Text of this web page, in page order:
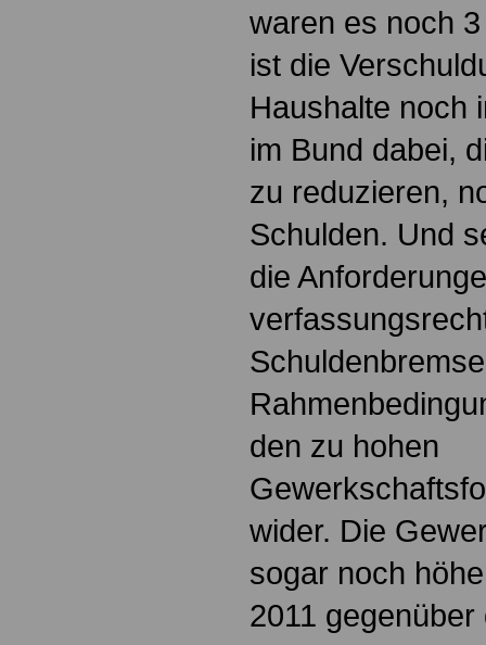
waren es noch
ist die
Haushalte noch
im Bund dabei,
zu reduzieren,
Schulden. Und
die
den zu hohen
wider. Die
sogar noch
2011